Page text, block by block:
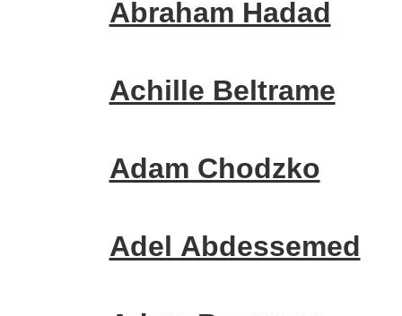
Abraham Hadad
Achille Beltrame
Adam Chodzko
Adel Abdessemed